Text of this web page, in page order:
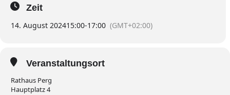
Zeit
14. August 202415:00-17:00 (GMT+02:00)
Veranstaltungsort
Rathaus Perg
Hauptplatz 4